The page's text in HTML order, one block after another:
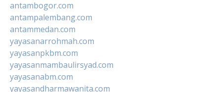
antambogor.com
antampalembang.com
antammedan.com
yayasanarrohmah.com
yayasanpkbm.com
yayasanmambaulirsyad.com
yayasanabm.com
yayasandharmawanita.com